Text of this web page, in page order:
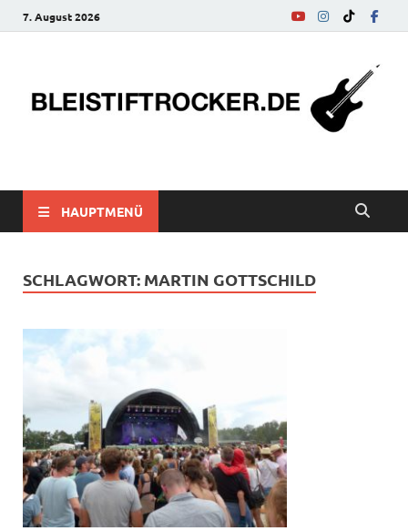
7. August 2026
bleistiftrocker.de
HAUPTMENÜ
SCHLAGWORT: MARTIN GOTTSCHILD